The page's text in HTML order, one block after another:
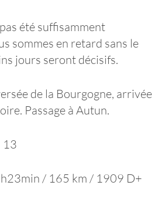
été suffisamment
sommes en retard sans le
jours seront décisifs.
de la Bourgogne, arrivée
Passage à Autun.
13
/ 165 km / 1909 D+